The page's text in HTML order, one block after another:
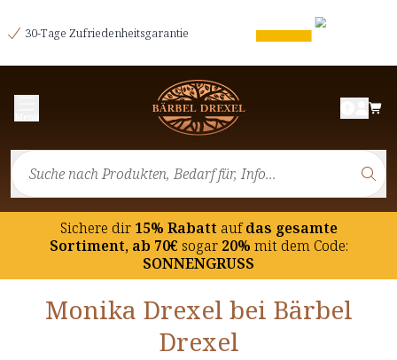
30-Tage Zufriedenheitsgarantie
Sichere dir15% Rabatt aufdas gesamte
Sortiment, ab 70€ sogar20% mit dem Code:
SONNENGRUSS
Monika Drexel bei Bärbel
Drexel